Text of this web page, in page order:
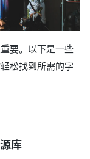
要。以下是一些
松找到所需的字
库